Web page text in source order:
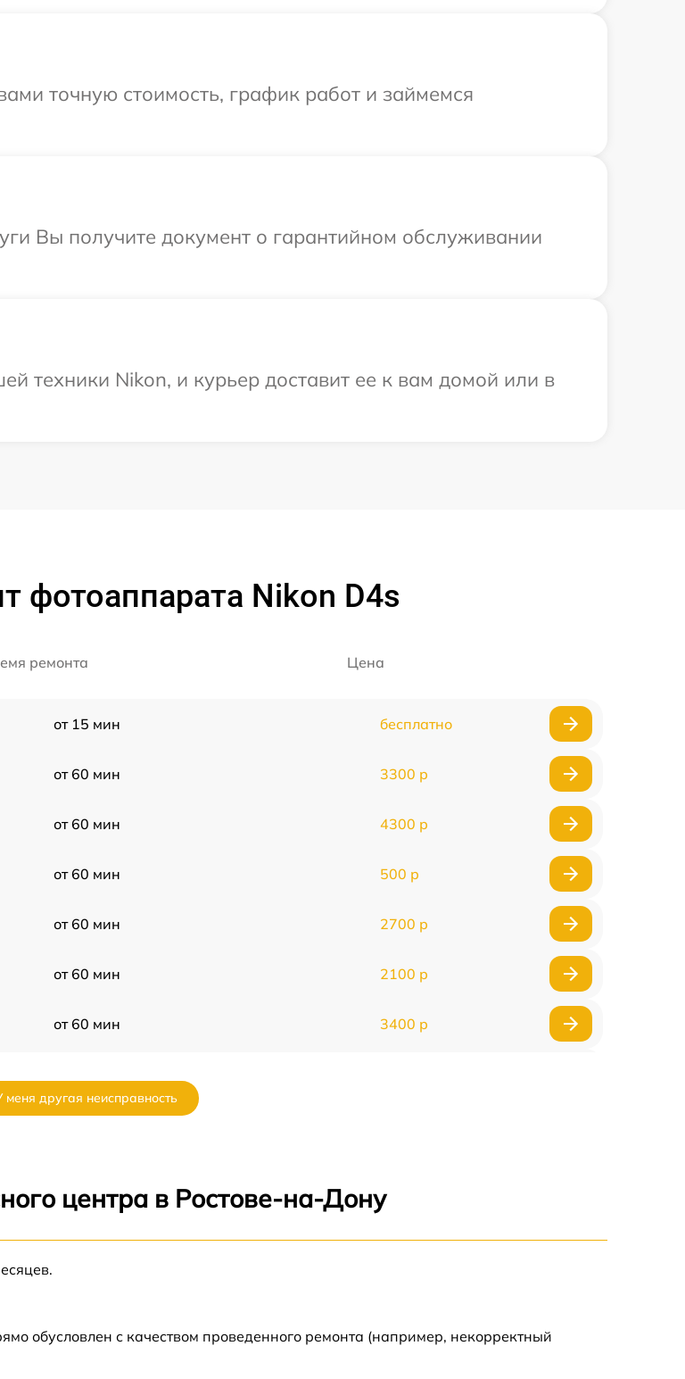
точную стоимость, график работ и займемся
Вы получите документ о гарантийном обслуживании
техники Nikon, и курьер доставит ее к вам домой или в
фотоаппарата Nikon D4s
ремонта Цена
от 15 мин бесплатно
от 60 мин 3300 р
от 60 мин 4300 р
от 60 мин 500 р
от 60 мин 2700 р
от 60 мин 2100 р
от 60 мин 3400 р
меня другая неисправность
центра в Ростове-на-Дону
обусловлен с качеством проведенного ремонта (например, некорректный